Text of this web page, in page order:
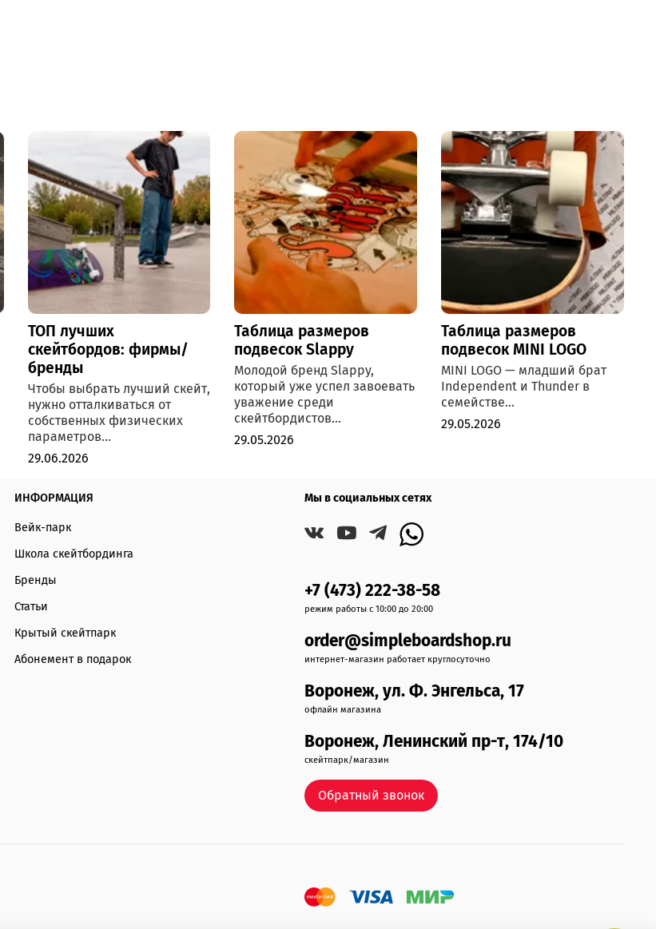
ТОП лучших
скейтбордов: фирмы/
бренды
Чтобы выбрать лучший скейт,
нужно отталкиваться от
собственных физических
параметров...
29.06.2026
Таблица размеров
подвесок Slappy
Молодой бренд Slappy,
который уже успел завоевать
уважение среди
скейтбордистов...
29.05.2026
Таблица размеров
подвесок MINI LOGO
MINI LOGO — младший брат
Independent и Thunder в
семействе...
29.05.2026
ИНФОРМАЦИЯ
Вейк-парк
Школа скейтбординга
Бренды
Статьи
Крытый скейтпарк
Абонемент в подарок
Мы в социальных сетях
+7 (473) 222-38-58
режим работы с 10:00 до 20:00
order@simpleboardshop.ru
интернет-магазин работает круглосуточно
Воронеж, ул. Ф. Энгельса, 17
офлайн магазина
Воронеж, Ленинский пр-т, 174/10
скейтпарк/магазин
Обратный звонок